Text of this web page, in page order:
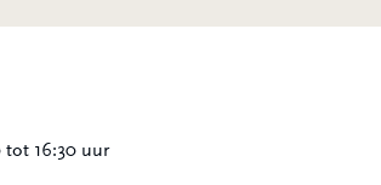
16:30 uur